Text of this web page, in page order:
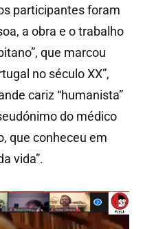
participantes foram
a obra e o trabalho
que marcou
no século XX”,
cariz “humanista”
do médico
que conheceu em
vida”.